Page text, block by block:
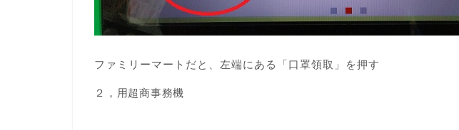
ファミリーマートだと、左端にある「口罩領取」を押す
２，用超商事務機